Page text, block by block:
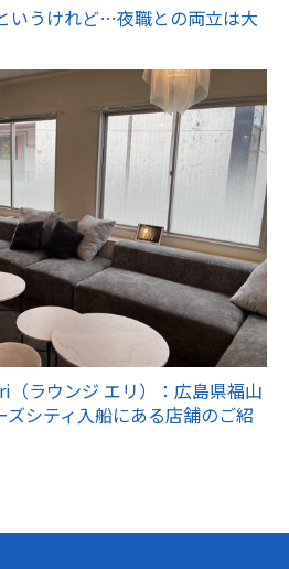
いうけれど…夜職との両立は大
（ラウンジ エリ）：広島県福山
シティ入船にある店舗のご紹